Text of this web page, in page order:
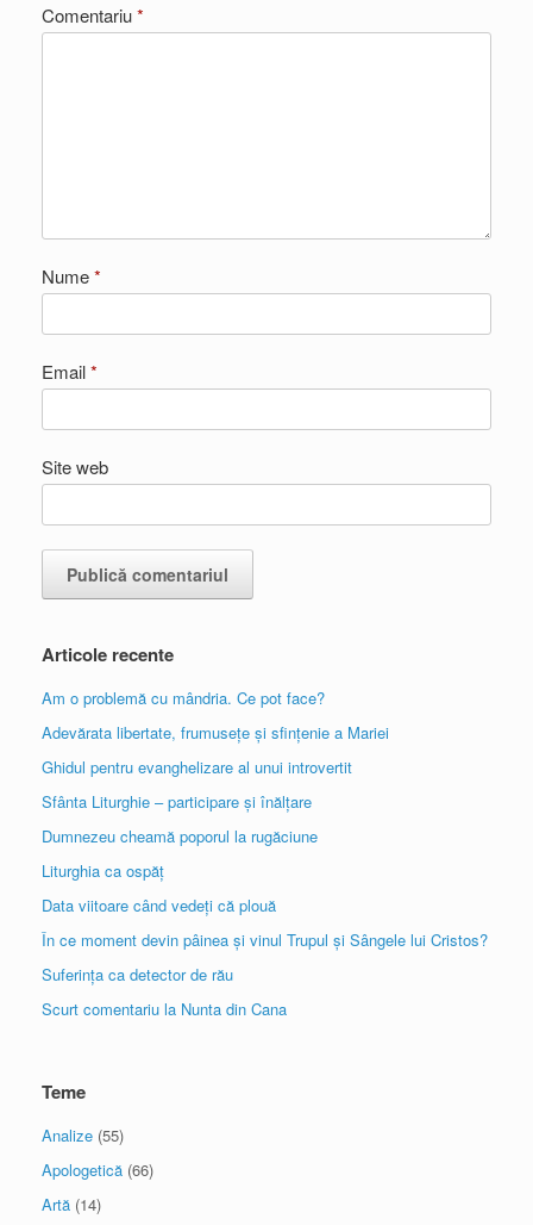
Comentariu*
Nume*
Email*
Site web
Articole recente
Am o problemă cu mândria. Ce pot face?
Adevărata libertate, frumusețe și sfințenie a Mariei
Ghidul pentru evanghelizare al unui introvertit
Sfânta Liturghie – participare și înălțare
Dumnezeu cheamă poporul la rugăciune
Liturghia ca ospăț
Data viitoare când vedeți că plouă
În ce moment devin pâinea și vinul Trupul și Sângele lui Cristos?
Suferința ca detector de rău
Scurt comentariu la Nunta din Cana
Teme
Analize (55)
Apologetică (66)
Artă (14)